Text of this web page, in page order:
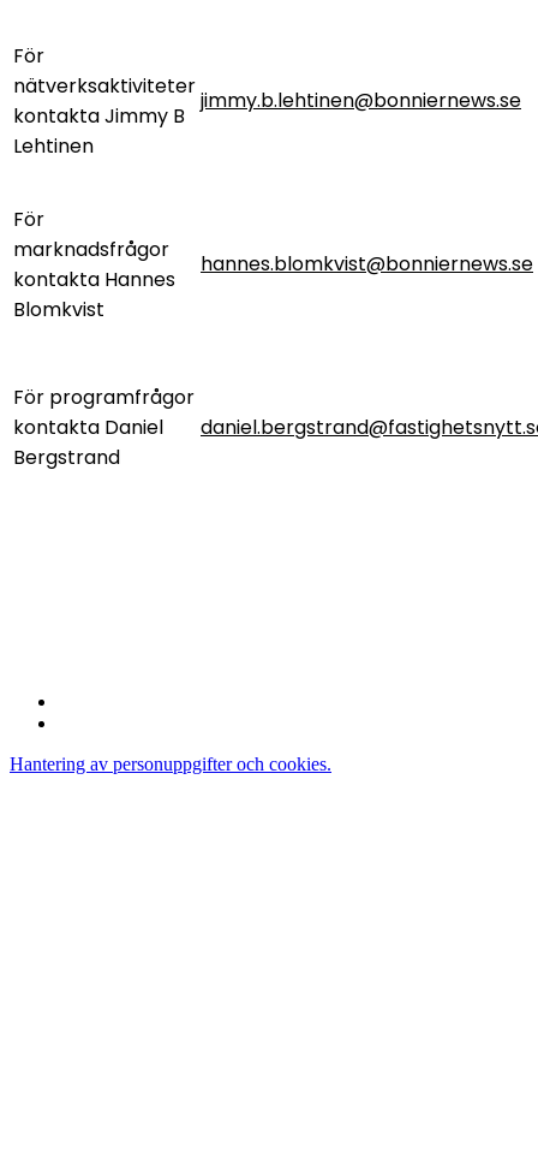
För
nätverksaktiviteter
kontakta Jimmy B
Lehtinen
jimmy.b.lehtinen@bonniernews.se
För
marknadsfrågor
kontakta Hannes
Blomkvist
hannes.blomkvist@bonniernews.se
För programfrågor
kontakta Daniel
Bergstrand
Hantering av personuppgifter och cookies.